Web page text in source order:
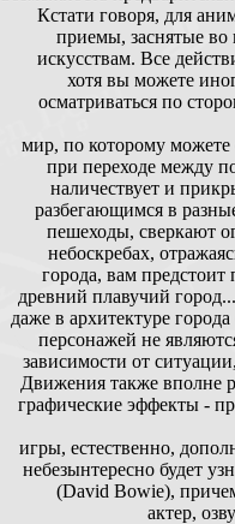
Кстати говоря, для
приемы, заснятые
искусствам. Все
хотя вы можете
осматриваться по
мир, по которому можете
при переходе между
наличествует и
разбегающимся в
пешеходы, сверкают
небоскребах,
города, вам предстоит
древний плавучий
даже в архитектуре
персонажей не
зависимости от
Движения также вполне
графические эффекты -
игры, естественно,
небезынтересно будет
(David Bowie),
актер,